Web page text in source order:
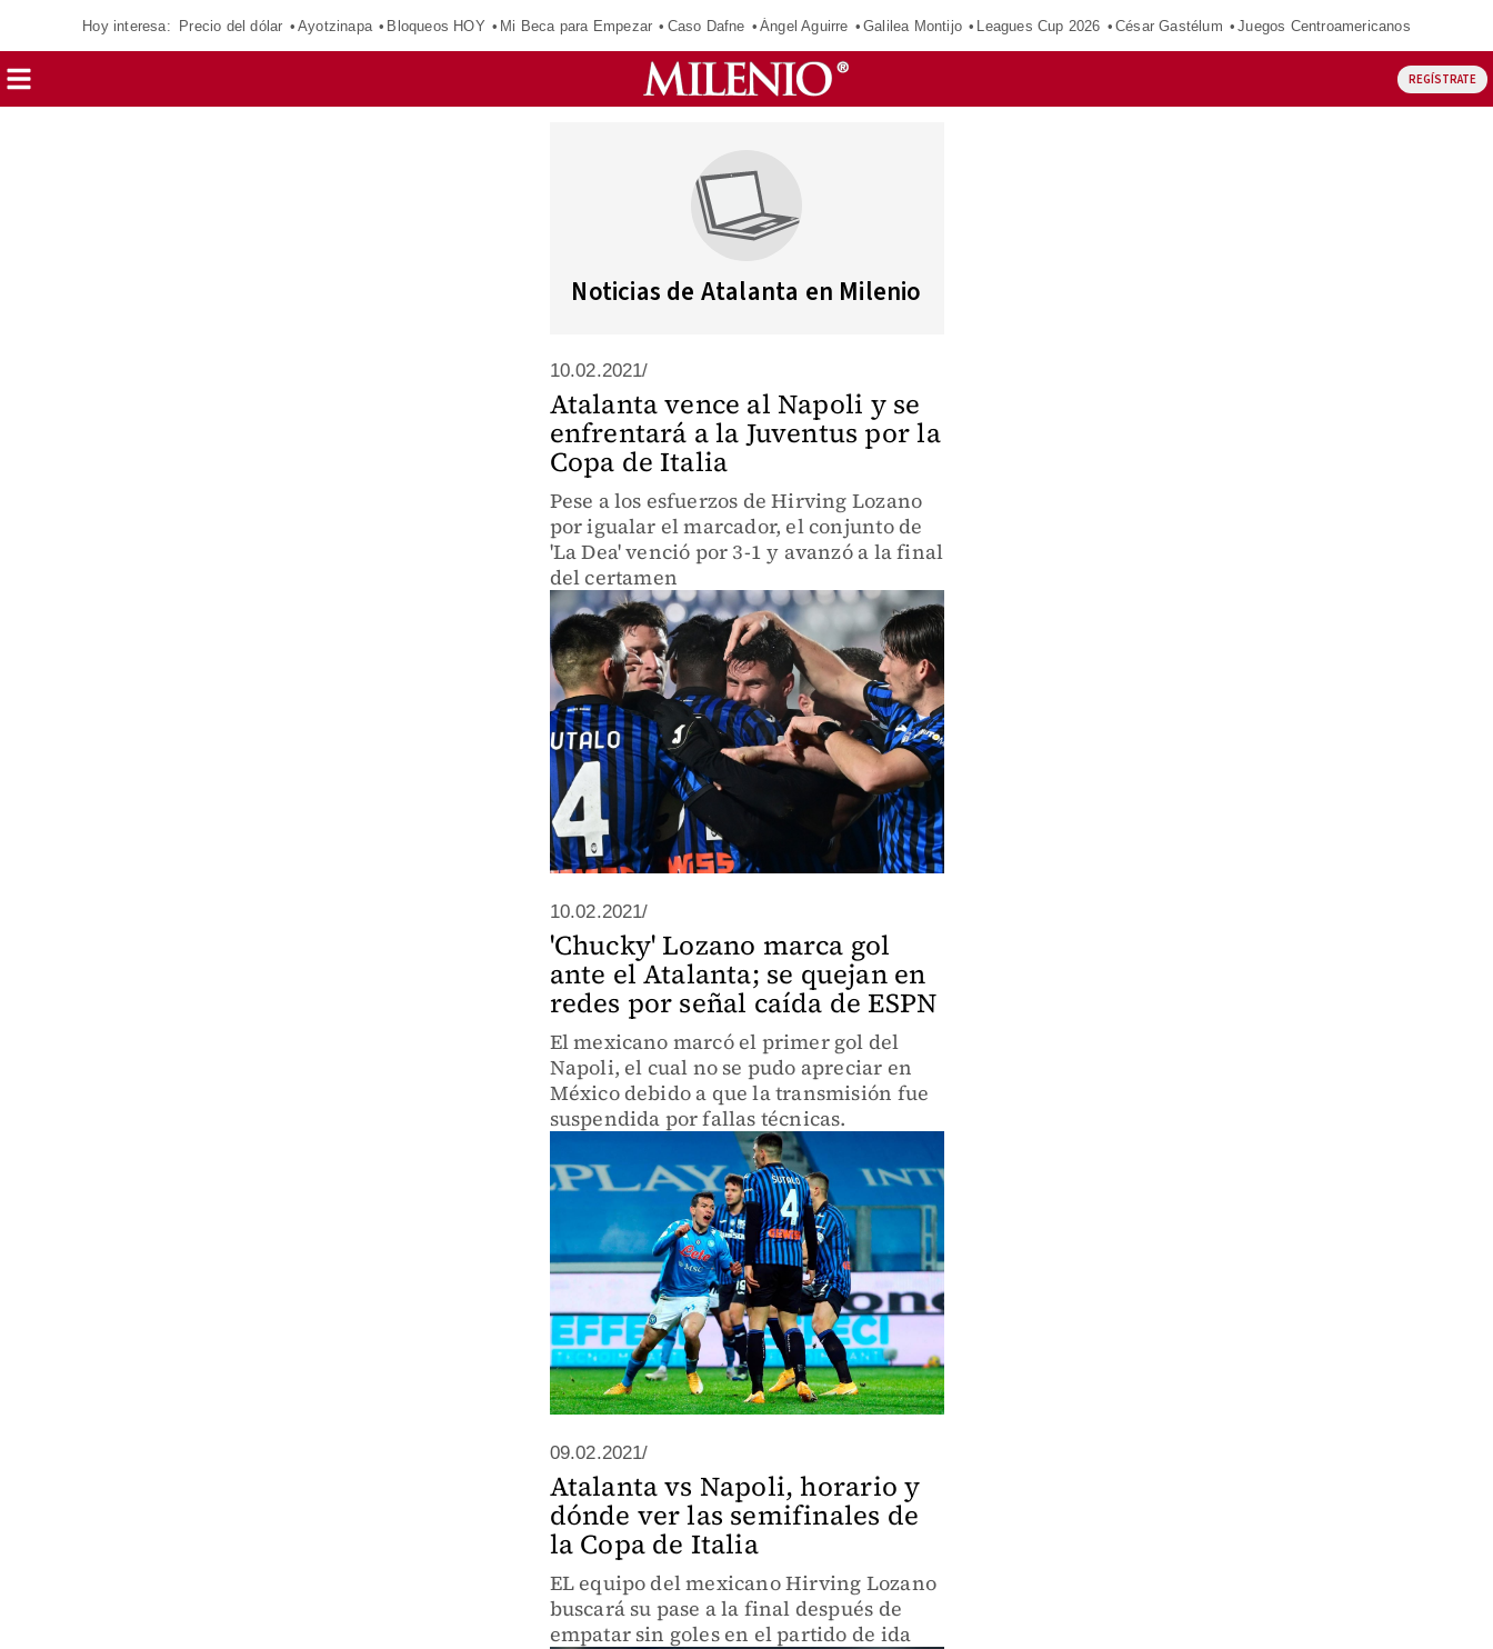
Hoy interesa: Precio del dólar Ayotzinapa Bloqueos HOY Mi Beca para Empezar Caso Dafne Ángel Aguirre Galilea Montijo Leagues Cup 2026 César Gastélum Juegos Centroamericanos
REGÍSTRATE
Noticias de Atalanta en Milenio
10.02.2021/
Atalanta vence al Napoli y se
enfrentará a la Juventus por la
Copa de Italia
Pese a los esfuerzos de Hirving Lozano
por igualar el marcador, el conjunto de
'La Dea' venció por 3-1 y avanzó a la final
del certamen
10.02.2021/
'Chucky' Lozano marca gol
ante el Atalanta; se quejan en
redes por señal caída de ESPN
El mexicano marcó el primer gol del
Napoli, el cual no se pudo apreciar en
México debido a que la transmisión fue
suspendida por fallas técnicas.
09.02.2021/
Atalanta vs Napoli, horario y
dónde ver las semifinales de
la Copa de Italia
EL equipo del mexicano Hirving Lozano
buscará su pase a la final después de
empatar sin goles en el partido de ida